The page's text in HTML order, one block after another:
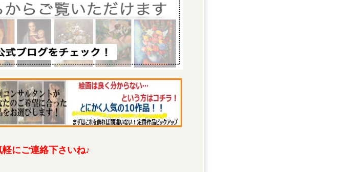
にご連絡下さいね♪